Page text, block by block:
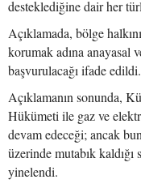
desteklediğine dair her
Açıklamada, bölge
korumak adına anayasal
başvurulacağı ifade edildi.
Açıklamanın sonunda,
Hükümeti ile gaz ve
devam edeceği; ancak
üzerinde mutabık
yinelendi.